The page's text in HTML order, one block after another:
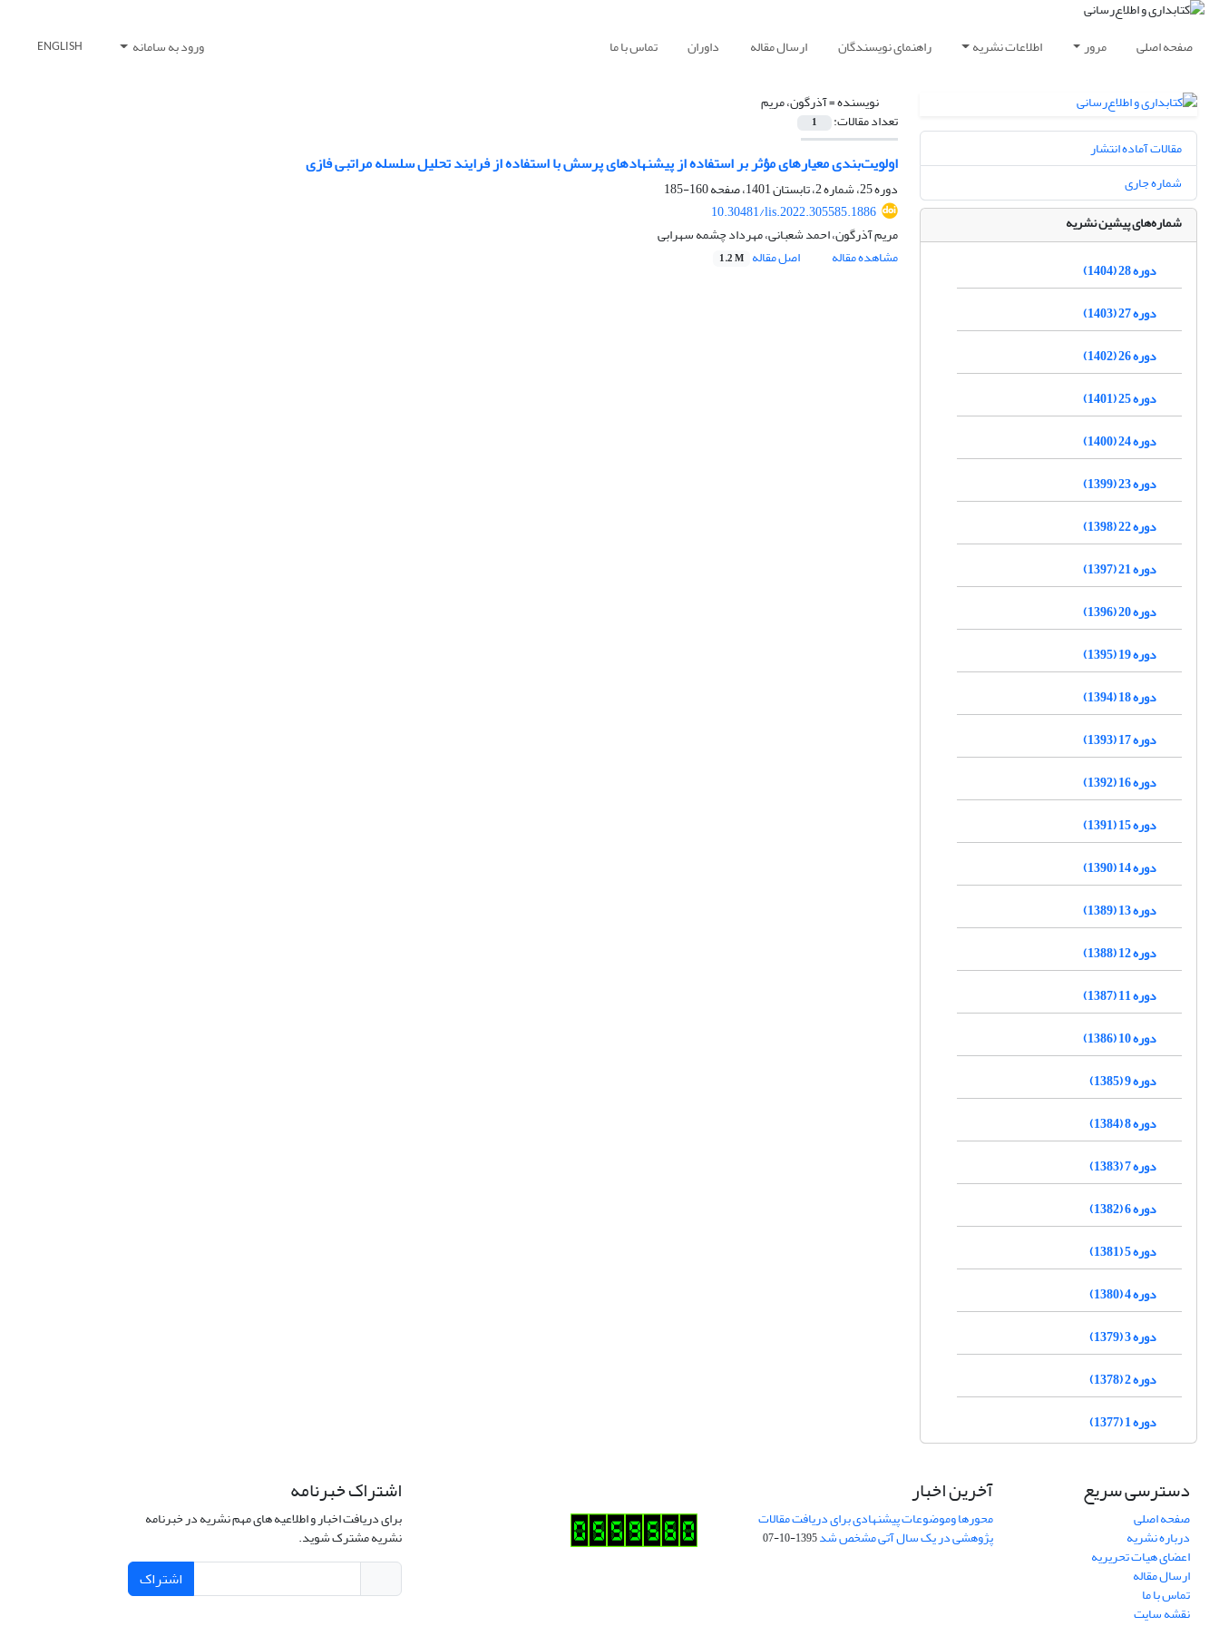
صفحه اصلی مرور اطلاعات نشریه راهنمای نویسندگان ارسال مقاله داوران تماس با ما ورود به سامانه ENGLISH
نویسنده =آذرگون، مریم
تعداد مقالات: 1
اولویت‌بندی معیارهای مؤثر بر استفاده از پیشنهادهای پرسش با استفاده از فرایند تحلیل سلسله مراتبی فازی
دوره 25، شماره 2، تابستان 1401، صفحه
160-185
10.30481/lis.2022.305585.1886
مریم آذرگون، احمد شعبانی، مهرداد چشمه سهرابی
مشاهده مقاله
اصل مقاله 1.2 M
مقالات آماده انتشار
شماره جاری
شماره‌های پیشین نشریه
دوره 28 (1404)
دوره 27 (1403)
دوره 26 (1402)
دوره 25 (1401)
دوره 24 (1400)
دوره 23 (1399)
دوره 22 (1398)
دوره 21 (1397)
دوره 20 (1396)
دوره 19 (1395)
دوره 18 (1394)
دوره 17 (1393)
دوره 16 (1392)
دوره 15 (1391)
دوره 14 (1390)
دوره 13 (1389)
دوره 12 (1388)
دوره 11 (1387)
دوره 10 (1386)
دوره 9 (1385)
دوره 8 (1384)
دوره 7 (1383)
دوره 6 (1382)
دوره 5 (1381)
دوره 4 (1380)
دوره 3 (1379)
دوره 2 (1378)
دوره 1 (1377)
دسترسی سریع
صفحه اصلی
درباره نشریه
اعضای هیات تحریریه
ارسال مقاله
تماس با ما
نقشه سایت
آخرین اخبار
محورها وموضوعات پیشنهادی برای دریافت مقالات
پژوهشی در یک سال آتی مشخص شد1395-10-07
اشتراک خبرنامه
برای دریافت اخبار و اطلاعیه های مهم نشریه در خبرنامه
نشریه مشترک شوید.
اشتراک